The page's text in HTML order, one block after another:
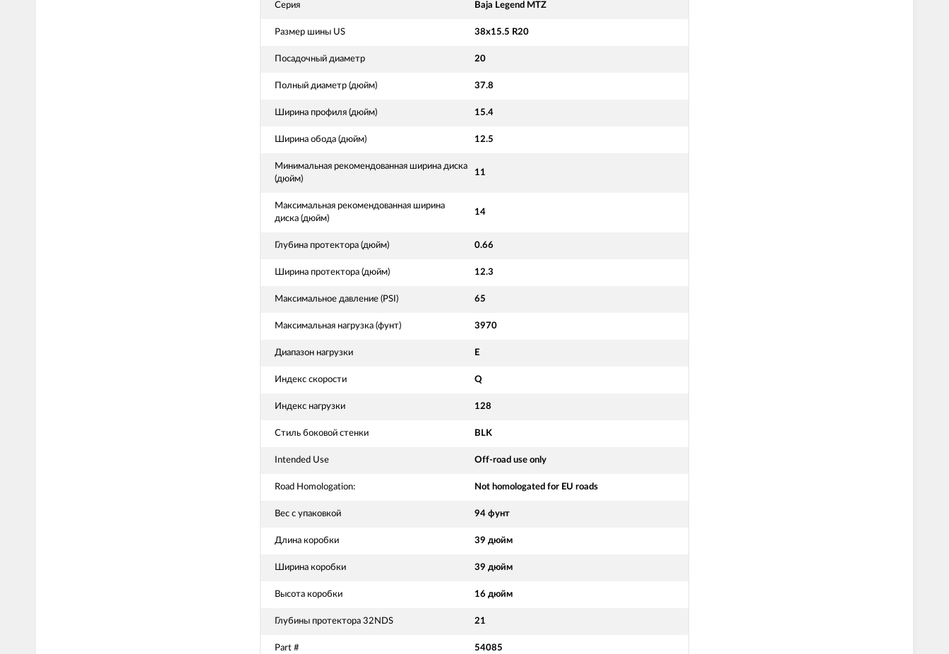
Серия Baja Legend MTZ
Размер шины US 38x15.5 R20
Посадочный диаметр 20
Полный диаметр (дюйм) 37.8
Ширина профиля (дюйм) 15.4
Ширина обода (дюйм) 12.5
Минимальная рекомендованная ширина диска
(дюйм)
11
Максимальная рекомендованная ширина
диска (дюйм)
14
Глубина протектора (дюйм) 0.66
Ширина протектора (дюйм) 12.3
Максимальное давление (PSI) 65
Максимальная нагрузка (фунт) 3970
Диапазон нагрузки E
Индекс скорости Q
Индекс нагрузки 128
Стиль боковой стенки BLK
Intended Use Off-road use only
Road Homologation: Not homologated for EU roads
Вес с упаковкой 94 фунт
Длина коробки 39 дюйм
Ширина коробки 39 дюйм
Высота коробки 16 дюйм
Глубины протектора 32NDS 21
Part # 54085